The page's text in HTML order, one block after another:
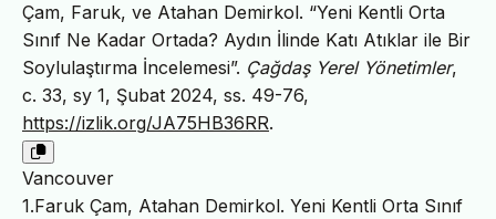
Çam, Faruk, ve Atahan Demirkol. “Yeni Kentli Orta
Sınıf Ne Kadar Ortada? Aydın İlinde Katı Atıklar ile Bir
Soylulaştırma İncelemesi”. Çağdaş Yerel Yönetimler,
c. 33, sy 1, Şubat 2024, ss. 49-76,
https://izlik.org/JA75HB36RR.
Vancouver
1.Faruk Çam, Atahan Demirkol. Yeni Kentli Orta Sınıf